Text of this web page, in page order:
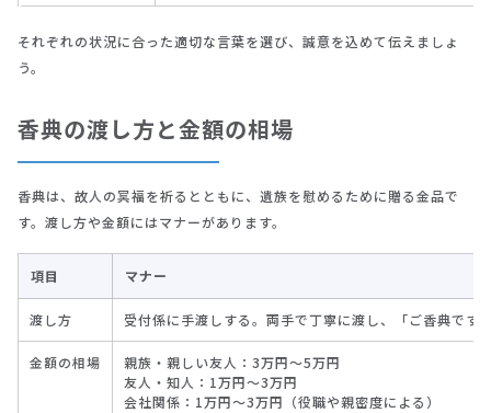
それぞれの状況に合った適切な言葉を選び、誠意を込めて伝えましょ
う。
香典の渡し方と金額の相場
香典は、故人の冥福を祈るとともに、遺族を慰めるために贈る金品で
す。渡し方や金額にはマナーがあります。
項目 マナー
渡し方 受付係に手渡しする。両手で丁寧に渡し、「ご香典です
金額の相場
親族・親しい友人：3万円～5万円
友人・知人：1万円～3万円
会社関係：1万円～3万円（役職や親密度による）